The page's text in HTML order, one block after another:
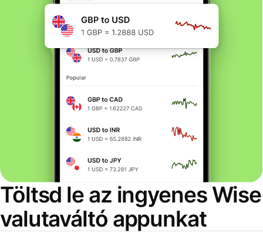
Töltsd le az ingyenes Wise
valutaváltó appunkat